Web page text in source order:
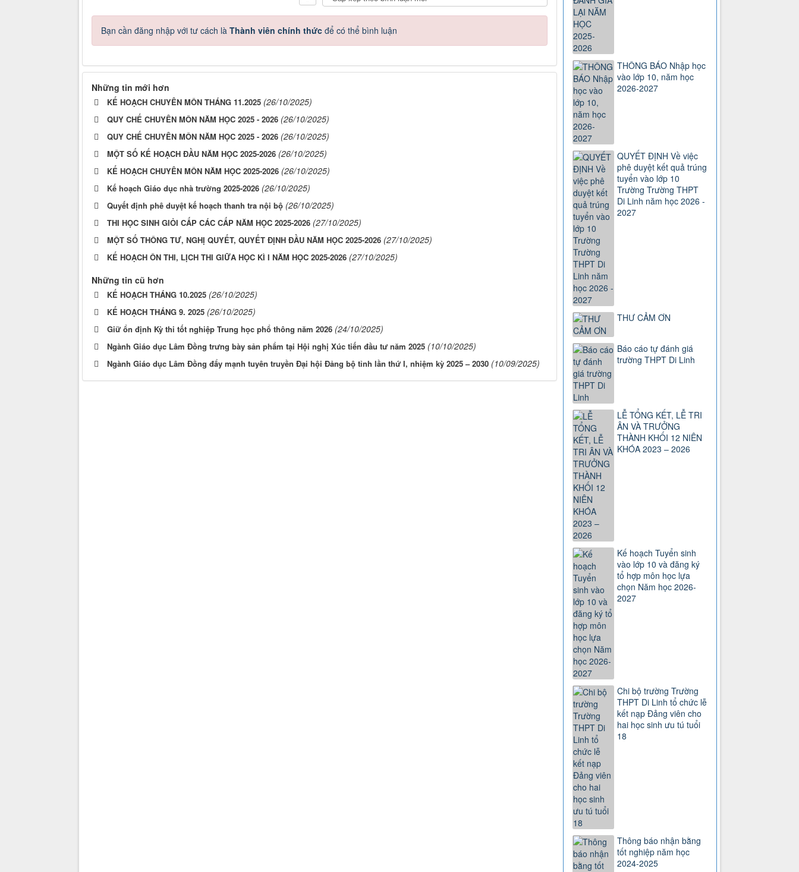
Bạn cần đăng nhập với tư cách là Thành viên chính thức để có thể bình luận
Những tin mới hơn
KẾ HOẠCH CHUYÊN MÔN THÁNG 11.2025 (26/10/2025)
QUY CHẾ CHUYÊN MÔN NĂM HỌC 2025 - 2026 (26/10/2025)
QUY CHẾ CHUYÊN MÔN NĂM HỌC 2025 - 2026 (26/10/2025)
MỘT SỐ KẾ HOẠCH ĐẦU NĂM HỌC 2025-2026 (26/10/2025)
KẾ HOẠCH CHUYÊN MÔN NĂM HỌC 2025-2026 (26/10/2025)
Kế hoạch Giáo dục nhà trường 2025-2026 (26/10/2025)
Quyết định phê duyệt kế hoạch thanh tra nội bộ (26/10/2025)
THI HỌC SINH GIỎI CẤP CÁC CẤP NĂM HỌC 2025-2026 (27/10/2025)
MỘT SỐ THÔNG TƯ, NGHỊ QUYẾT, QUYẾT ĐỊNH ĐẦU NĂM HỌC 2025-2026 (27/10/2025)
KẾ HOẠCH ÔN THI, LỊCH THI GIỮA HỌC KÌ I NĂM HỌC 2025-2026 (27/10/2025)
Những tin cũ hơn
KẾ HOẠCH THÁNG 10.2025 (26/10/2025)
KẾ HOẠCH THÁNG 9. 2025 (26/10/2025)
Giữ ổn định Kỳ thi tốt nghiệp Trung học phổ thông năm 2026 (24/10/2025)
Ngành Giáo dục Lâm Đồng trưng bày sản phẩm tại Hội nghị Xúc tiến đầu tư năm 2025 (10/10/2025)
Ngành Giáo dục Lâm Đồng đẩy mạnh tuyên truyền Đại hội Đảng bộ tỉnh lần thứ I, nhiệm kỳ 2025 – 2030 (10/09/2025)
THÔNG BÁO Nhập học
vào lớp 10, năm học
2026-2027
QUYẾT ĐỊNH Về việc
phê duyệt kết quả trúng
tuyển vào lớp 10
Trường Trường THPT
Di Linh năm học 2026 -
2027
THƯ CẢM ƠN
Báo cáo tự đánh giá
trường THPT Di Linh
LỄ TỔNG KẾT, LỄ TRI
ÂN VÀ TRƯỞNG
THÀNH KHỐI 12 NIÊN
KHÓA 2023 – 2026
Kế hoạch Tuyển sinh
vào lớp 10 và đăng ký
tổ hợp môn học lựa
chọn Năm học 2026-
2027
Chi bộ trường Trường
THPT Di Linh tổ chức lễ
kết nạp Đảng viên cho
hai học sinh ưu tú tuổi
18
Thông báo nhận bằng
tốt nghiệp năm học
2024-2025